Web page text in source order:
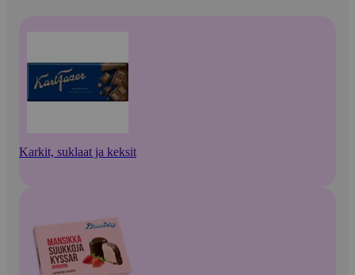
Karkit, suklaat ja keksit